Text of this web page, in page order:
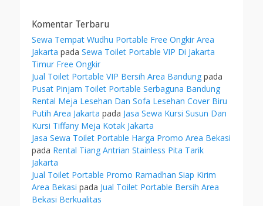
Komentar Terbaru
Sewa Tempat Wudhu Portable Free Ongkir Area
Jakarta pada Sewa Toilet Portable VIP Di Jakarta
Timur Free Ongkir
Jual Toilet Portable VIP Bersih Area Bandung pada
Pusat Pinjam Toilet Portable Serbaguna Bandung
Rental Meja Lesehan Dan Sofa Lesehan Cover Biru
Putih Area Jakarta pada Jasa Sewa Kursi Susun Dan
Kursi Tiffany Meja Kotak Jakarta
Jasa Sewa Toilet Portable Harga Promo Area Bekasi
pada Rental Tiang Antrian Stainless Pita Tarik
Jakarta
Jual Toilet Portable Promo Ramadhan Siap Kirim
Area Bekasi pada Jual Toilet Portable Bersih Area
Bekasi Berkualitas